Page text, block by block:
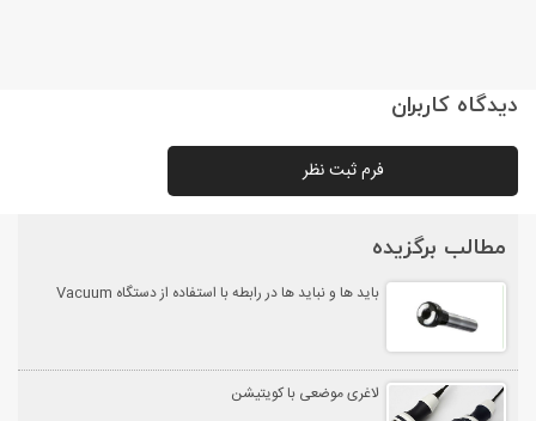
دیدگاه کاربران
فرم ثبت نظر
مطالب برگزیده
باید ها و نباید ها در رابطه با استفاده از دستگاه Vacuum
لاغری موضعی با کویتیشن